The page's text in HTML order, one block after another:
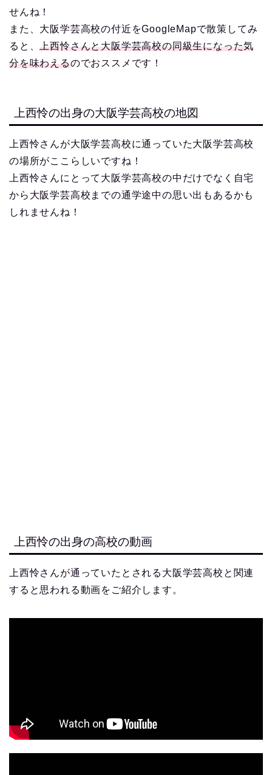
せんね！
また、大阪学芸高校の付近をGoogleMapで散策してみ
ると、上西怜さんと大阪学芸高校の同級生になった気
分を味わえるのでおススメです！
上西怜の出身の大阪学芸高校の地図
上西怜さんが大阪学芸高校に通っていた大阪学芸高校
の場所がここらしいですね！
上西怜さんにとって大阪学芸高校の中だけでなく自宅
から大阪学芸高校までの通学途中の思い出もあるかも
しれませんね！
上西怜の出身の高校の動画
上西怜さんが通っていたとされる大阪学芸高校と関連
すると思われる動画をご紹介します。